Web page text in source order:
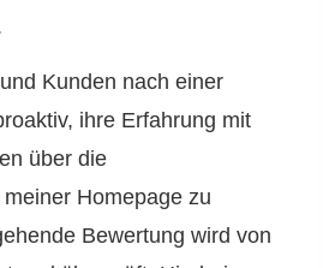
Kunden nach einer
ihre Erfahrung mit
über die
Homepage zu
Bewertung wird von